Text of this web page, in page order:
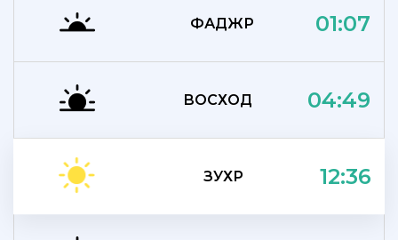
ФАДЖР 01:07
ВОСХОД 04:49
ЗУХР 12:36